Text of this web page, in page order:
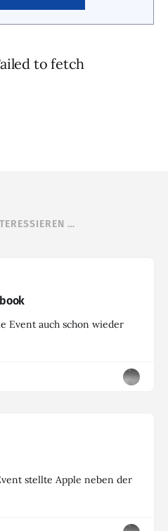
to fetch
…
Event auch schon wieder
stellte Apple neben der